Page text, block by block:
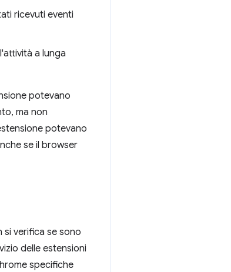
ricevuti eventi
a lunga
potevano
ma non
potevano
se il browser
si verifica se sono
delle estensioni
specifiche